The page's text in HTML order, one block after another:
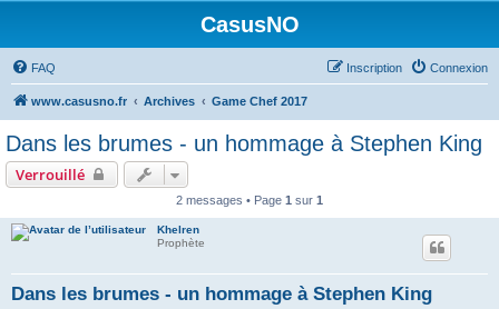
CasusNO
FAQ Connexion
Inscription
www.casusno.fr Archives Game Chef 2017
Dans les brumes - un hommage à Stephen King
Verrouillé
2 messages • Page 1 sur 1
Khelren
Prophète
Dans les brumes - un hommage à Stephen King